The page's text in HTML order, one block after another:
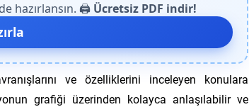
hazırlansın. 🖨️ Ücretsiz PDF indir!
ve özelliklerini inceleyen konulara
grafiği üzerinden kolayca anlaşılabilir ve